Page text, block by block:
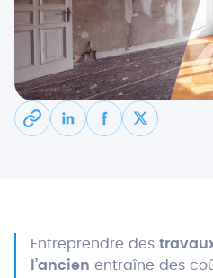
Entreprendre des
l’ancien entraîne des